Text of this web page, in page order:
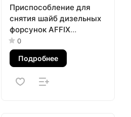
Приспособление для
снятия шайб дизельных
форсунок AFFIX
AF10351011C
0
Подробнее